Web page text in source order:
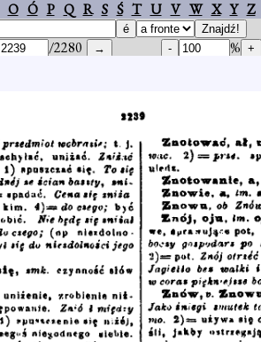
O Ó P Q R S Ś T U V W X Y Z
/2280 %